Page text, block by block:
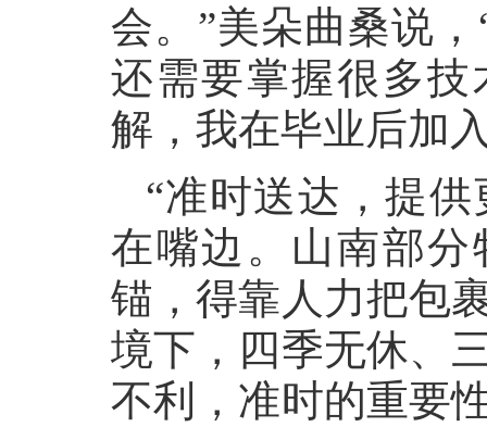
会。”美朵曲桑说
还需要掌握很多
解，我在毕业后加
“准时送达，提
在嘴边。山南部
锚，得靠人力把包
境下，四季无休、
不利，准时的重要